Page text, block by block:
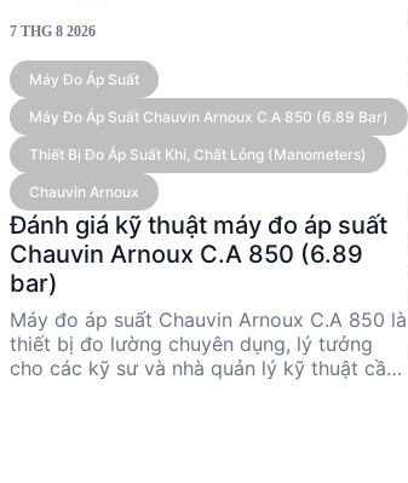
7 THG 8 2026
Máy Đo Áp Suất
Máy Đo Áp Suất Chauvin Arnoux C.A 850 (6.89 Bar)
Thiết Bị Đo Áp Suất Khí, Chất Lỏng (Manometers)
Chauvin Arnoux
Đánh giá kỹ thuật máy đo áp suất
Chauvin Arnoux C.A 850 (6.89
bar)
Máy đo áp suất Chauvin Arnoux C.A 850 là
thiết bị đo lường chuyên dụng, lý tưởng
cho các kỹ sư và nhà quản lý kỹ thuật cần